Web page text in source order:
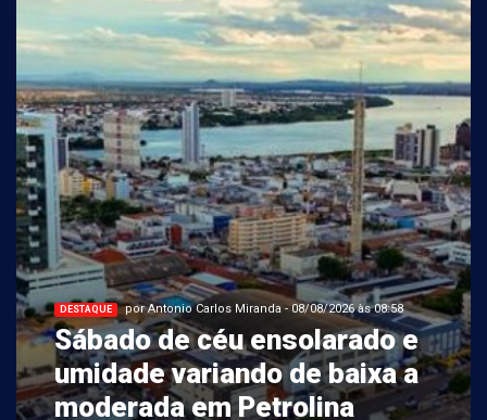
DESTAQUE por Antonio Carlos Miranda - 08/08/2026 às 08:58
Sábado de céu ensolarado e
umidade variando de baixa a
moderada em Petrolina